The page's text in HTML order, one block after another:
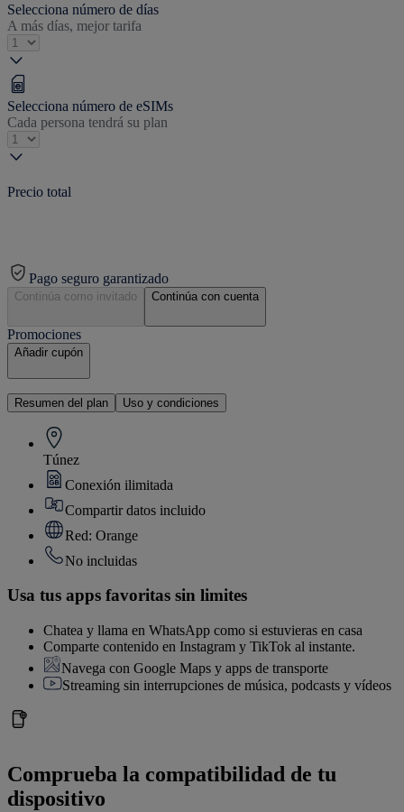
Selecciona número de días
A más días, mejor tarifa
Selecciona número de eSIMs
Cada persona tendrá su plan
Precio total
Pago seguro garantizado
Continúa como invitado Continúa con cuenta
Promociones
Añadir cupón
Resumen del plan Uso y condiciones
Túnez
Conexión ilimitada
Compartir datos incluido
Red: Orange
No incluidas
Usa tus apps favoritas sin limites
Chatea y llama en WhatsApp como si estuvieras en casa
Comparte contenido en Instagram y TikTok al instante.
Navega con Google Maps y apps de transporte
Streaming sin interrupciones de música, podcasts y vídeos
Comprueba la compatibilidad de tu
dispositivo